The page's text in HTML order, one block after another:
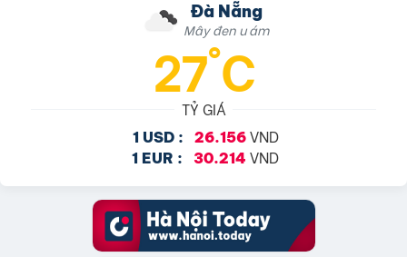
Đà Nẵng
Mây đen u ám
27°C
TỶ GIÁ
1 USD : 26.156VND
1 EUR : 30.214 VND